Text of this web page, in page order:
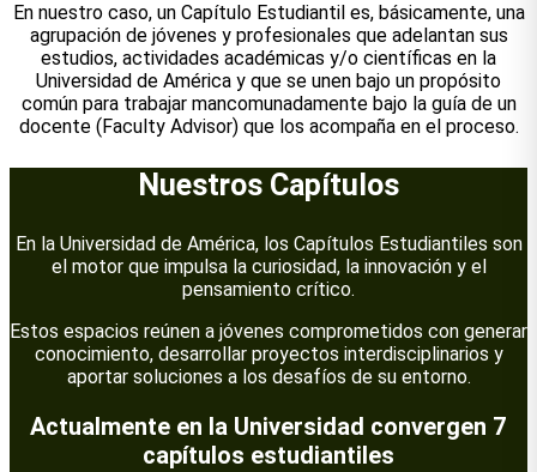
En nuestro caso, un Capítulo Estudiantil es, básicamente, una
agrupación de jóvenes y profesionales que adelantan sus
estudios, actividades académicas y/o científicas en la
Universidad de América y que se unen bajo un propósito
común para trabajar mancomunadamente bajo la guía de un
docente (Faculty Advisor) que los acompaña en el proceso.
Nuestros Capítulos
En la Universidad de América, los Capítulos Estudiantiles son
el motor que impulsa la curiosidad, la innovación y el
pensamiento crítico.
Estos espacios reúnen a jóvenes comprometidos con generar
conocimiento, desarrollar proyectos interdisciplinarios y
aportar soluciones a los desafíos de su entorno.
Actualmente en la Universidad convergen 7
capítulos estudiantiles